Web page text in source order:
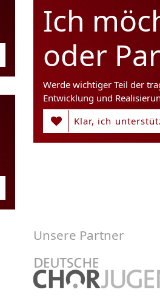
Ich
oder
Werde wichtiger Teil der
Entwicklung und
Klar, ich
Unsere Partner